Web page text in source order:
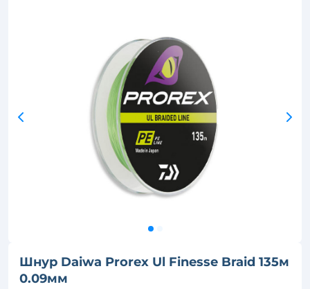
Шнур Daiwa Prorex Ul Finesse Braid 135м
0.09мм